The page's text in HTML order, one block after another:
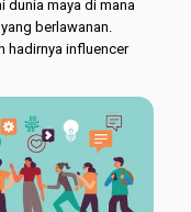
dunia maya di mana
berlawanan.
hadirnya influencer